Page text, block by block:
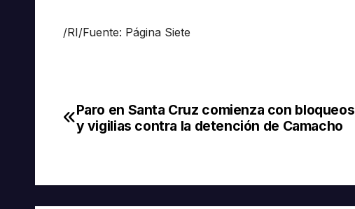
/RI/Fuente: Página Siete
Navegación
Paro en Santa Cruz comienza con bloqueos
y vigilias contra la detención de Camacho